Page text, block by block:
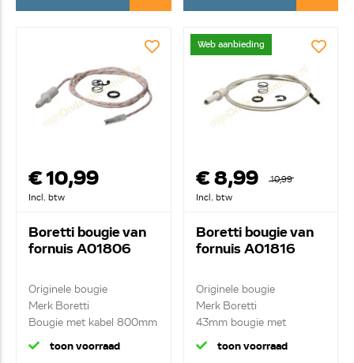
€ 10,99
Incl. btw
Boretti bougie van
fornuis A01806
Originele bougie
Merk Boretti
Bougie met kabel 800mm
toon voorraad
Web aanbieding
€ 8,99
10,99
Incl. btw
Boretti bougie van
fornuis A01816
Originele bougie
Merk Boretti
43mm bougie met
600mm kabel
toon voorraad